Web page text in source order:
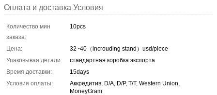
Оплата и доставка Условия
Количество мин
заказа:
10pcs
Цена:
32~40（incrouding stand）usd/piece
Упаковывая детали:
стандартная коробка экспорта
Время доставки:
15days
Условия оплаты:
Аккредитив, D/A, D/P, T/T, Western Union,
MoneyGram